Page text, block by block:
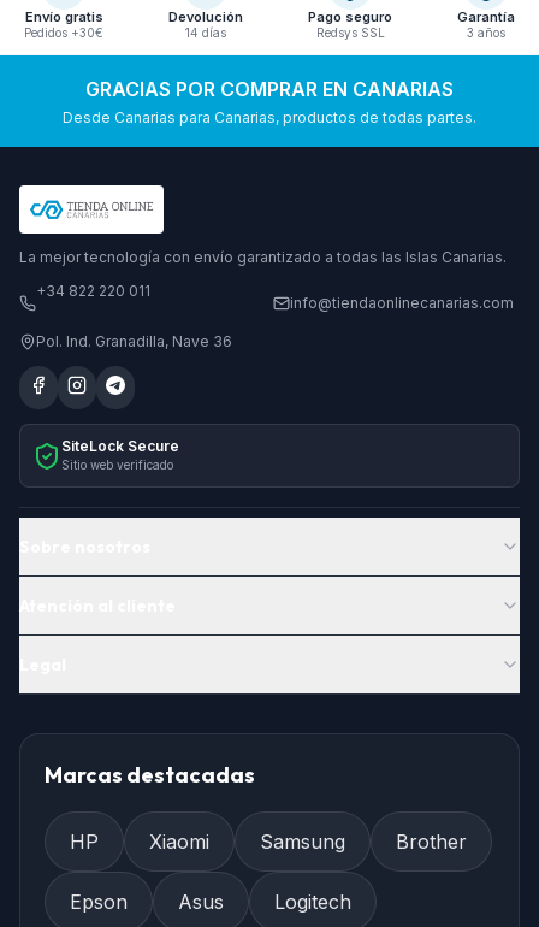
Envío gratis
Pedidos +30€
Devolución
14 días
Pago seguro
Redsys SSL
Garantía
3 años
GRACIAS POR COMPRAR EN CANARIAS
Desde Canarias para Canarias, productos de todas partes.
La mejor tecnología con envío garantizado a todas las Islas Canarias.
+34 822 220 011
info@tiendaonlinecanarias.com
Pol. Ind. Granadilla, Nave 36
SiteLock Secure
Sitio web verificado
Marcas destacadas
HP Xiaomi Samsung Brother
Epson Asus Logitech